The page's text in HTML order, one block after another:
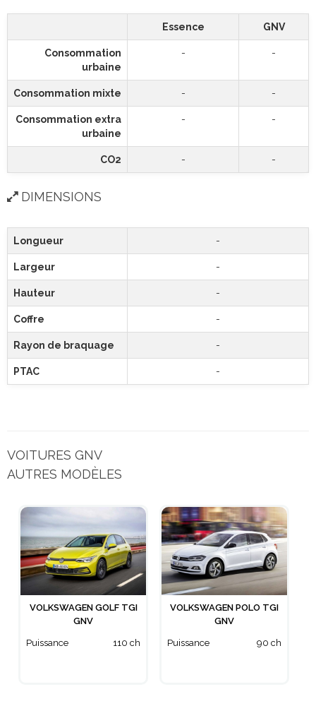
Essence GNV
Consommation
urbaine
- -
Consommation mixte - -
Consommation extra
urbaine
- -
CO2 - -
DIMENSIONS
Longueur -
Largeur -
Hauteur -
Coffre -
Rayon de braquage -
PTAC -
VOITURES GNV
AUTRES MODÈLES
VOLKSWAGEN GOLF TGI
GNV
Puissance 110 ch
VOLKSWAGEN POLO TGI
GNV
Puissance 90 ch